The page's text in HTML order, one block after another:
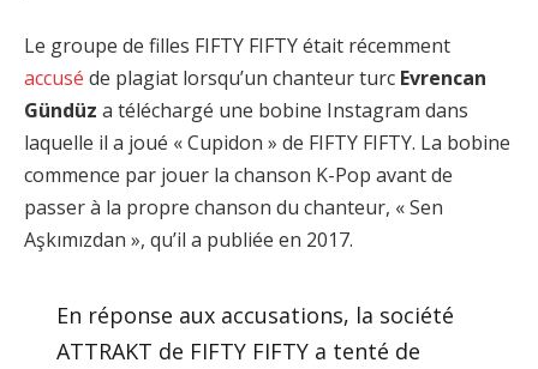
Le groupe de filles FIFTY FIFTY était récemment
accusé de plagiat lorsqu’un chanteur turc Evrencan
Gündüz a téléchargé une bobine Instagram dans
laquelle il a joué « Cupidon » de FIFTY FIFTY. La bobine
commence par jouer la chanson K-Pop avant de
passer à la propre chanson du chanteur, « Sen
Aşkımızdan », qu’il a publiée en 2017.
En réponse aux accusations, la société
ATTRAKT de FIFTY FIFTY a tenté de